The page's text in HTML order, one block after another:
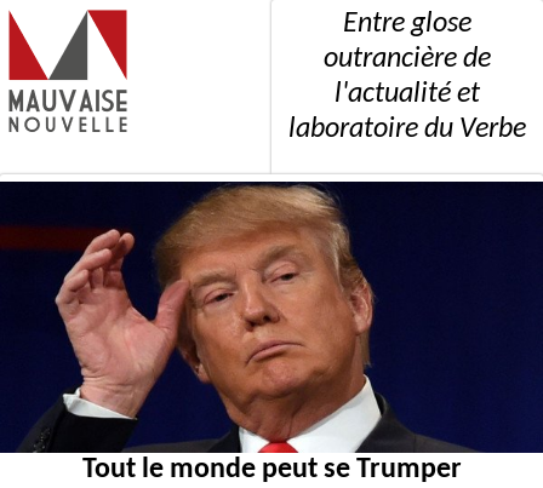
Entre glose
outrancière de
l'actualité et
laboratoire du Verbe
Tout le monde peut se Trumper